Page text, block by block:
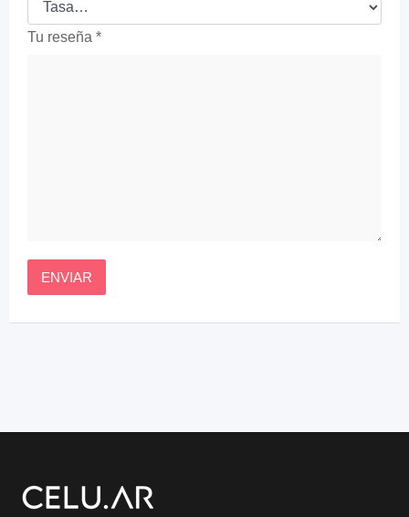
Tu reseña *